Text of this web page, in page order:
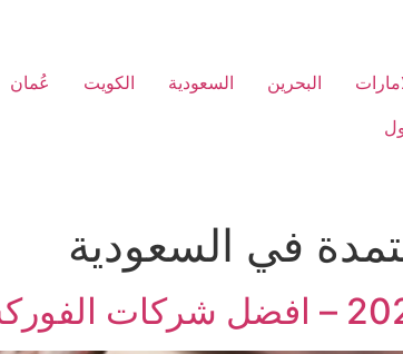
البحرين السعودية الكويت عُمان
في السعودية